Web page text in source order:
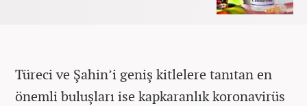
Türeci ve Şahin’i geniş kitlelere tanıtan en
önemli buluşları ise kapkaranlık koronavirüs